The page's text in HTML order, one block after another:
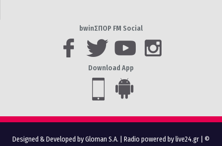
bwinΣΠΟΡ FM Social
Download App
Designed & Developed by Gloman S.A. Radio powered by live24.gr | ©